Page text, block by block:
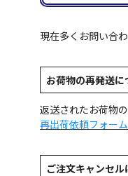
現在多くお問い合
お荷物の再発送に
返送されたお荷物
再出荷依頼フォーム
ご注文キャンセル